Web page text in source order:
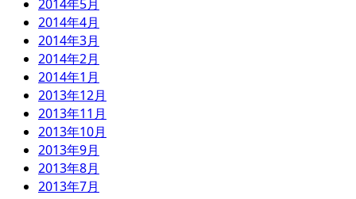
2014年5月
2014年4月
2014年3月
2014年2月
2014年1月
2013年12月
2013年11月
2013年10月
2013年9月
2013年8月
2013年7月